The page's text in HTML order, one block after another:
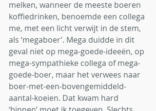
melken, wanneer de meeste boeren
koffiedrinken, benoemde een collega
me, met een licht verwijt in de stem,
als ‘megaboer’. Mega duidde in dit
geval niet op mega-goede-ideeën, op
mega-sympathieke collega of mega-
goede-boer, maar het verwees naar
boer-met-een-bovengemiddeld-
aantal-koeien. Dat kwam hard